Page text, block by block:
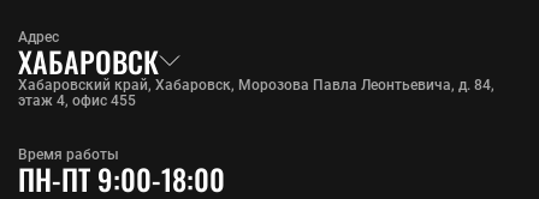
Адрес
ХАБАРОВСК
Хабаровский край, Хабаровск, Морозова Павла Леонтьевича, д. 84,
этаж 4, офис 455
Время работы
ПН-ПТ 9:00-18:00